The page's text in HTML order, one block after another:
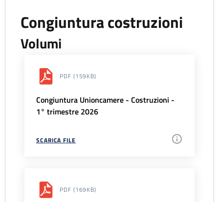
Congiuntura costruzioni
Volumi
PDF (159KB)
Congiuntura Unioncamere - Costruzioni -
1° trimestre 2026
SCARICA FILE
PDF (169KB)